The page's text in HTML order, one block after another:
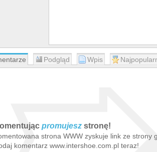
Podgląd Wpis
promujesz stronę!
strona WWW zyskuje link ze strony
komentarz www.intershoe.com.pl teraz!